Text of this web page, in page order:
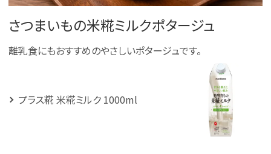
さつまいもの米糀ミルクポタージュ
離乳食にもおすすめのやさしいポタージュです。
プラス糀 米糀ミルク 1000ml